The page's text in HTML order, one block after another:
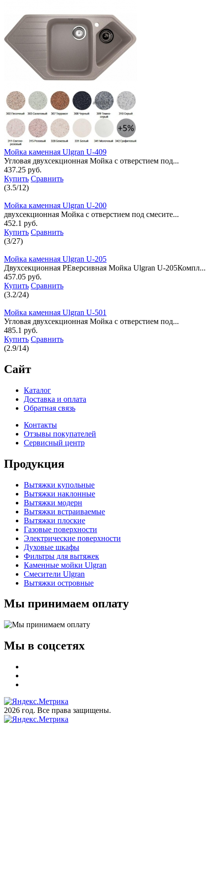
Мойка каменная Ulgran U-409
Угловая двухсекционная Мойка с отверстием под...
437.25 руб.
Купить Сравнить
(3.5/12)
Мойка каменная Ulgran U-200
двухсекционная Мойка с отверстием под смесите...
452.1 руб.
Купить Сравнить
(3/27)
Мойка каменная Ulgran U-205
Двухсекционная РЕверсивная Мойка Ulgran U-205Компл...
457.05 руб.
Купить Сравнить
(3.2/24)
Мойка каменная Ulgran U-501
Угловая двухсекционная Мойка с отверстием под...
485.1 руб.
Купить Сравнить
(2.9/14)
Сайт
Каталог
Доставка и оплата
Обратная связь
Контакты
Отзывы покупателей
Сервисный центр
Продукция
Вытяжки купольные
Вытяжки наклонные
Вытяжки модерн
Вытяжки встраиваемые
Вытяжки плоские
Газовые поверхности
Электрические поверхности
Духовые шкафы
Фильтры для вытяжек
Каменные мойки Ulgran
Смесители Ulgran
Вытяжки островные
Мы принимаем оплату
Мы в соцсетях
2026 год. Все права защищены.